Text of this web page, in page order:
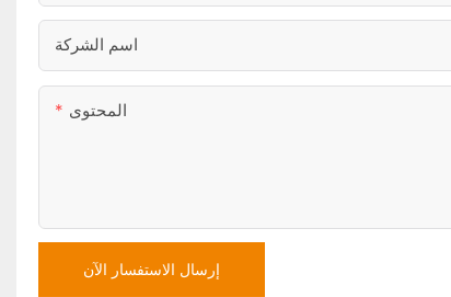
اسم الشركة
المحتوى
إرسال الاستفسار الآن